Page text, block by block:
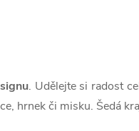
. Udělejte si radost
hrnek či misku. Šedá